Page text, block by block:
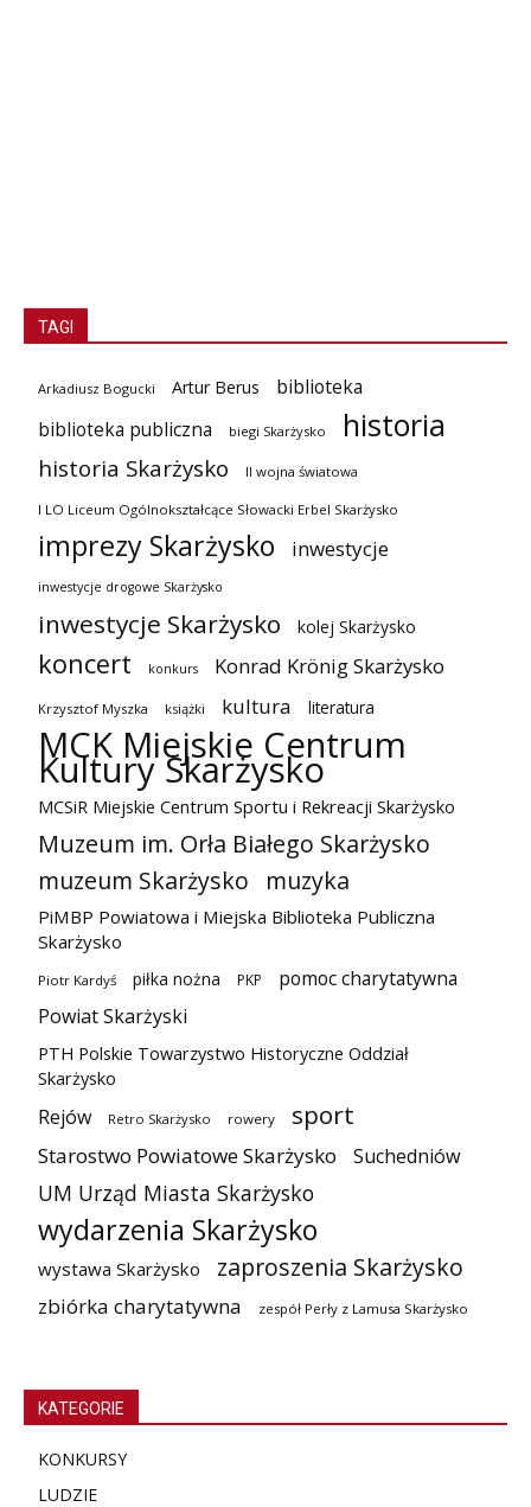
TAGI
Arkadiusz Bogucki Artur Berus
biblioteka
biblioteka publiczna
biegi Skarżysko historia
historia Skarżysko II wojna światowa
I LO Liceum Ogólnokształcące Słowacki Erbel Skarżysko
imprezy Skarżysko inwestycje
inwestycje drogowe Skarżysko
inwestycje Skarżysko kolej Skarżysko
koncert konkurs Konrad Krönig Skarżysko
Krzysztof Myszka książki kultura literatura
MCK Miejskie Centrum
Kultury Skarżysko
MCSiR Miejskie Centrum Sportu i Rekreacji Skarżysko
Muzeum im. Orła Białego Skarżysko
muzeum Skarżysko
muzyka
PiMBP Powiatowa i Miejska Biblioteka Publiczna
Skarżysko
Piotr Kardyś piłka nożna PKP
pomoc charytatywna
Powiat Skarżyski
PTH Polskie Towarzystwo Historyczne Oddział
Skarżysko
Rejów Retro Skarżysko rowery sport
Starostwo Powiatowe Skarżysko Suchedniów
UM Urząd Miasta Skarżysko
wydarzenia Skarżysko
wystawa Skarżysko zaproszenia Skarżysko
zbiórka charytatywna zespół Perły z Lamusa Skarżysko
KATEGORIE
KONKURSY
LUDZIE